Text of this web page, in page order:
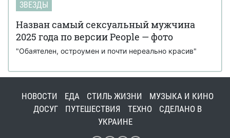
ЗВЕЗДЫ
Назван самый сексуальный мужчина
2025 года по версии People — фото
"Обаятелен, остроумен и почти нереально красив"
НОВОСТИ ЕДА СТИЛЬ ЖИЗНИ
МУЗЫКА И КИНО
ДОСУГ
ПУТЕШЕСТВИЯ ТЕХНО
СДЕЛАНО В
УКРАИНЕ